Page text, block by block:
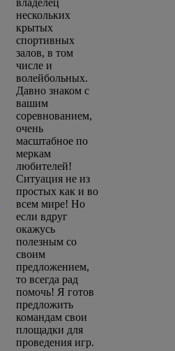
нескольких
крытых
спортивных
залов, в том
числе и
волейбольных.
Давно знаком с
вашим
соревнованием,
очень
масштабное по
меркам
любителей!
Ситуация не из
простых как и во
всем мире! Но
если вдруг
окажусь
полезным со
своим
предложением,
то всегда рад
помочь! Я готов
предложить
командам свои
площадки для
проведения игр.